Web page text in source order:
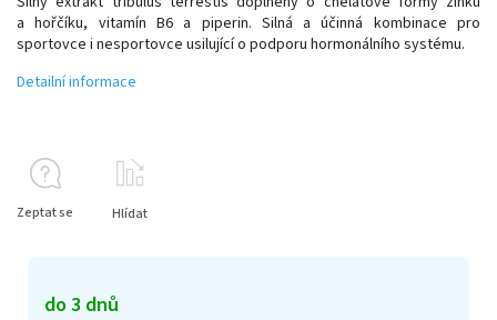
do 3 dnů
a hořčíku, vitamín B6 a piperin. Silná a účinná kombinace pro
sportovce i nesportovce usilující o podporu hormonálního systému.
Detailní informace
Zeptat se Hlídat